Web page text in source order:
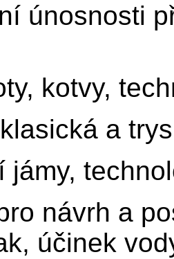
únosnosti
kotvy,
a
jámy,
návrh a
účinek